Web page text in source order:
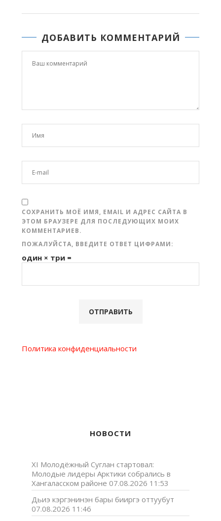
ДОБАВИТЬ КОММЕНТАРИЙ
СОХРАНИТЬ МОЁ ИМЯ, EMAIL И АДРЕС САЙТА В
ЭТОМ БРАУЗЕРЕ ДЛЯ ПОСЛЕДУЮЩИХ МОИХ
КОММЕНТАРИЕВ.
ПОЖАЛУЙСТА, ВВЕДИТЕ ОТВЕТ ЦИФРАМИ:
один × три =
Политика конфиденциальности
НОВОСТИ
XI Молодёжный Суглан стартовал:
Молодые лидеры Арктики собрались в
Хангаласском районе 07.08.2026 11:53
Дьиэ кэргэнинэн бары бииргэ оттуубут
07.08.2026 11:46